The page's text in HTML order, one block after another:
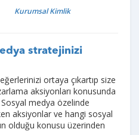
Kurumsal Kimlik
stratejinizi
ortaya çıkartıp size
aksiyonları konusunda
Sosyal medya özelinde
aksiyonlar ve hangi sosyal
olduğu konusu üzerinden